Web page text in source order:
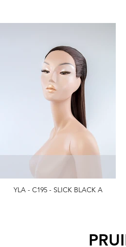
YLA - C195 - SLICK BLACK A